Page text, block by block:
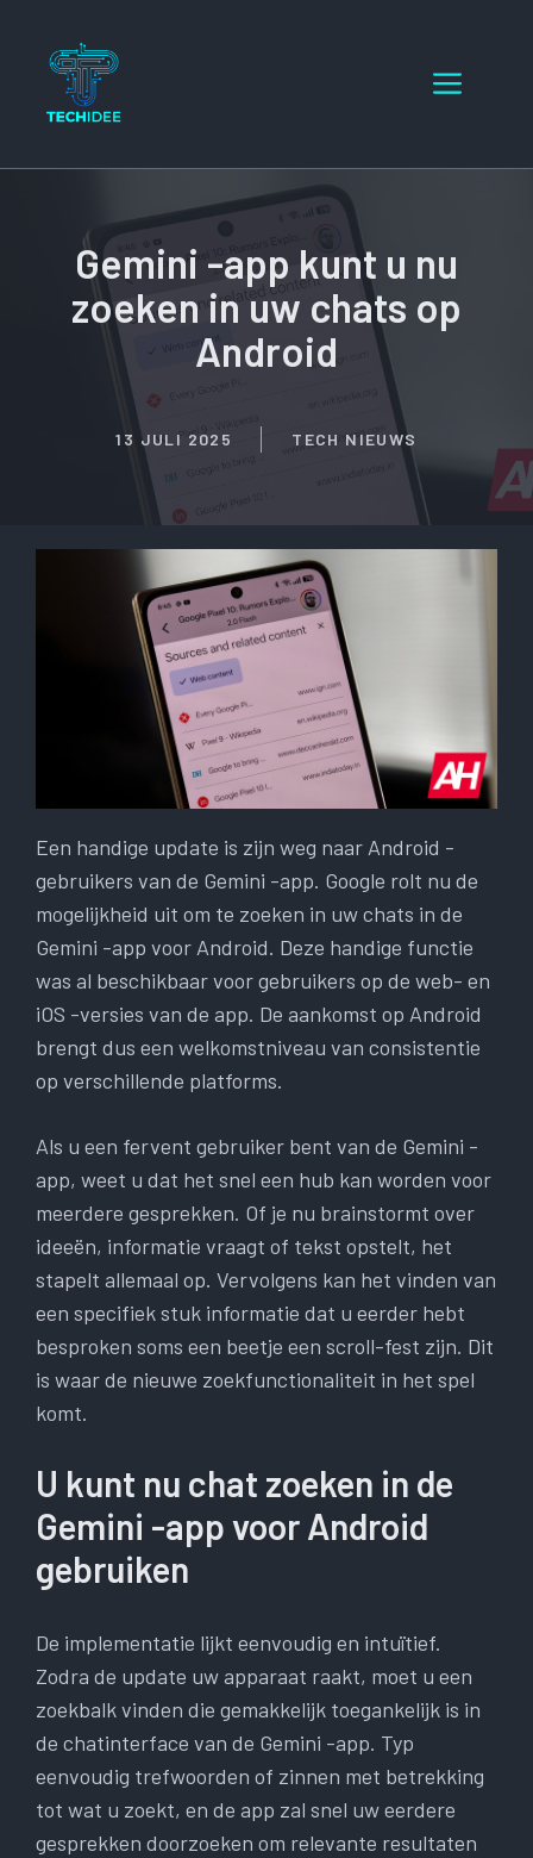
inhoud
Menu
Gemini -app kunt u nu
zoeken in uw chats op
Android
13 JULI 2025 TECH NIEUWS
Een handige update is zijn weg naar Android -
gebruikers van de Gemini -app. Google rolt nu de
mogelijkheid uit om te zoeken in uw chats in de
Gemini -app voor Android. Deze handige functie
was al beschikbaar voor gebruikers op de web- en
iOS -versies van de app. De aankomst op Android
brengt dus een welkomstniveau van consistentie
op verschillende platforms.
Als u een fervent gebruiker bent van de Gemini -
app, weet u dat het snel een hub kan worden voor
meerdere gesprekken. Of je nu brainstormt over
ideeën, informatie vraagt of tekst opstelt, het
stapelt allemaal op. Vervolgens kan het vinden van
een specifiek stuk informatie dat u eerder hebt
besproken soms een beetje een scroll-fest zijn. Dit
is waar de nieuwe zoekfunctionaliteit in het spel
komt.
U kunt nu chat zoeken in de
Gemini -app voor Android
gebruiken
De implementatie lijkt eenvoudig en intuïtief.
Zodra de update uw apparaat raakt, moet u een
zoekbalk vinden die gemakkelijk toegankelijk is in
de chatinterface van de Gemini -app. Typ
eenvoudig trefwoorden of zinnen met betrekking
tot wat u zoekt, en de app zal snel uw eerdere
gesprekken doorzoeken om relevante resultaten